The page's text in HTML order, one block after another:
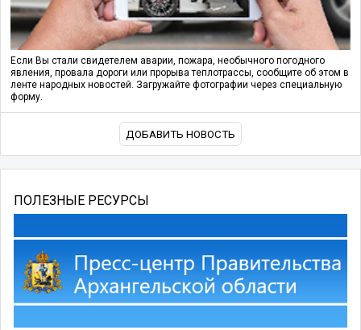
Если Вы стали свидетелем аварии, пожара, необычного погодного
явления, провала дороги или прорыва теплотрассы, сообщите об этом в
ленте народных новостей. Загружайте фотографии через специальную
форму.
ДОБАВИТЬ НОВОСТЬ
ПОЛЕЗНЫЕ РЕСУРСЫ